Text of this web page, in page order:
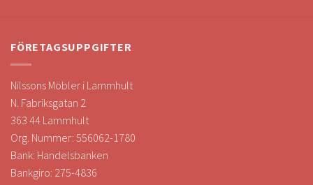
FÖRETAGSUPPGIFTER
Nilssons Möbler i Lammhult
N. Fabriksgatan 2
363 44 Lammhult
Org. Nummer: 556062-1780
Bank: Handelsbanken
Bankgiro: 275-4836